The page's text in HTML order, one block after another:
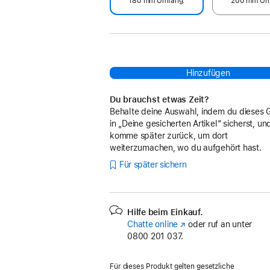
Hinzufügen
Du brauchst etwas Zeit?
Behalte deine Auswahl, indem du dieses
in „Deine gesicherten Artikel“ sicherst,
komme später zurück, um dort
weiterzumachen, wo du aufgehört hast.
Für später sichern
Hilfe beim Einkauf.
Chatte online (Öffnet
ein
oder ruf an unter
0800 201 037.
Für dieses Produkt gelten gesetzliche